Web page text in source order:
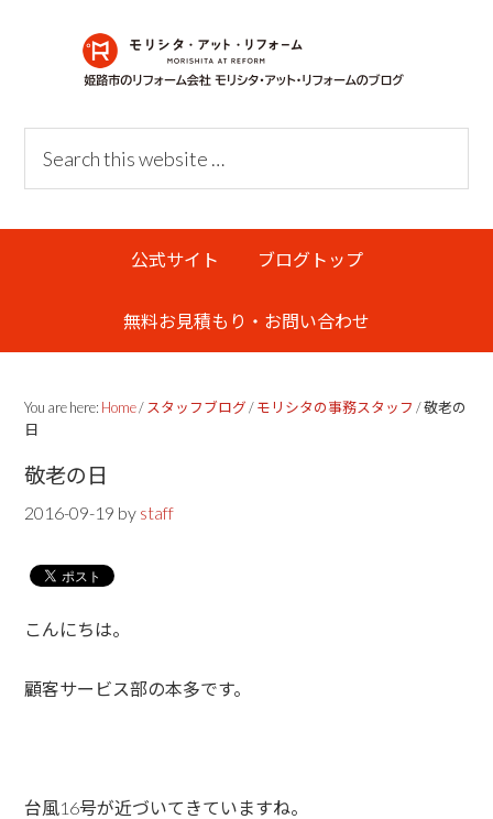
Header
Right
this
公式サイト ブログトップ
無料お見積もり・お問い合わせ
You are here: Home/ スタッフブログ /モリシタの事務スタッフ /敬老の
日
敬老の日
2016-09-19 by staff
こんにちは。
顧客サービス部の本多です。
台風16号が近づいてきていますね。